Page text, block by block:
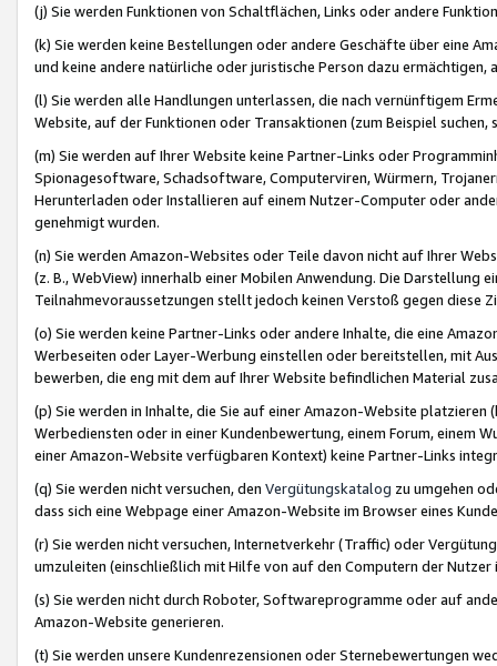
(j) Sie werden Funktionen von Schaltflächen, Links oder andere
(k) Sie werden keine Bestellungen oder andere Geschäfte über eine
und keine andere natürliche oder juristische Person dazu
(l) Sie werden alle Handlungen unterlassen, die nach vernünftigem
Website, auf der Funktionen oder Transaktionen (zum Beispiel
(m) Sie werden auf Ihrer Website keine Partner-Links oder
Spionagesoftware, Schadsoftware, Computerviren, Würmern,
Herunterladen oder Installieren auf einem Nutzer-Computer oder
genehmigt wurden.
(n) Sie werden Amazon-Websites oder Teile davon nicht auf Ihrer
(z. B., WebView) innerhalb einer Mobilen Anwendung. Die Darstellung
Teilnahmevoraussetzungen stellt jedoch keinen Verstoß gegen diese
(o) Sie werden keine Partner-Links oder andere Inhalte, die eine
Werbeseiten oder Layer-Werbung einstellen oder bereitstellen, mit
bewerben, die eng mit dem auf Ihrer Website befindlichen Material
(p) Sie werden in Inhalte, die Sie auf einer Amazon-Website
Werbediensten oder in einer Kundenbewertung, einem Forum, einem
einer Amazon-Website verfügbaren Kontext) keine Partner-Links
(q) Sie werden nicht versuchen, den Vergütungskatalog zu umgehen
dass sich eine Webpage einer Amazon-Website im Browser eines
(r) Sie werden nicht versuchen, Internetverkehr (Traffic) oder
umzuleiten (einschließlich mit Hilfe von auf den Computern der
(s) Sie werden nicht durch Roboter, Softwareprogramme oder auf
Amazon-Website generieren.
(t) Sie werden unsere Kundenrezensionen oder Sternebewertungen